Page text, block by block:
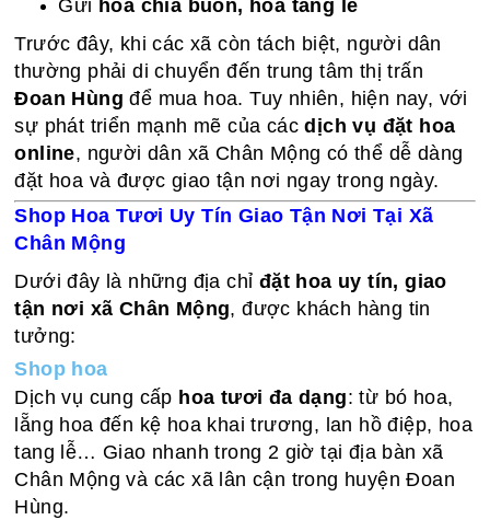
Gửi hoa chia buồn, hoa tang lễ
Trước đây, khi các xã còn tách biệt, người dân
thường phải di chuyển đến trung tâm thị trấn
Đoan Hùng để mua hoa. Tuy nhiên, hiện nay, với
sự phát triển mạnh mẽ của cácdịch vụ đặt hoa
online, người dân xã Chân Mộng có thể dễ dàng
đặt hoa và được giao tận nơi ngay trong ngày.
Shop Hoa Tươi Uy Tín Giao Tận Nơi Tại Xã
Chân Mộng
Dưới đây là những địa chỉ đặt hoa uy tín, giao
tận nơi xã Chân Mộng, được khách hàng tin
tưởng:
Shop hoa
Dịch vụ cung cấp hoa tươi đa dạng: từ bó hoa,
lẵng hoa đến kệ hoa khai trương, lan hồ điệp, hoa
tang lễ… Giao nhanh trong 2 giờ tại địa bàn xã
Chân Mộng và các xã lân cận trong huyện Đoan
Hùng.